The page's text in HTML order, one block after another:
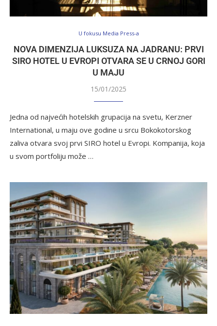
U fokusu Media Press-a
NOVA DIMENZIJA LUKSUZA NA JADRANU: PRVI
SIRO HOTEL U EVROPI OTVARA SE U CRNOJ GORI
U MAJU
15/01/2025
Jedna od najvećih hotelskih grupacija na svetu, Kerzner
International, u maju ove godine u srcu Bokokotorskog
zaliva otvara svoj prvi SIRO hotel u Evropi. Kompanija, koja
u svom portfoliju može …